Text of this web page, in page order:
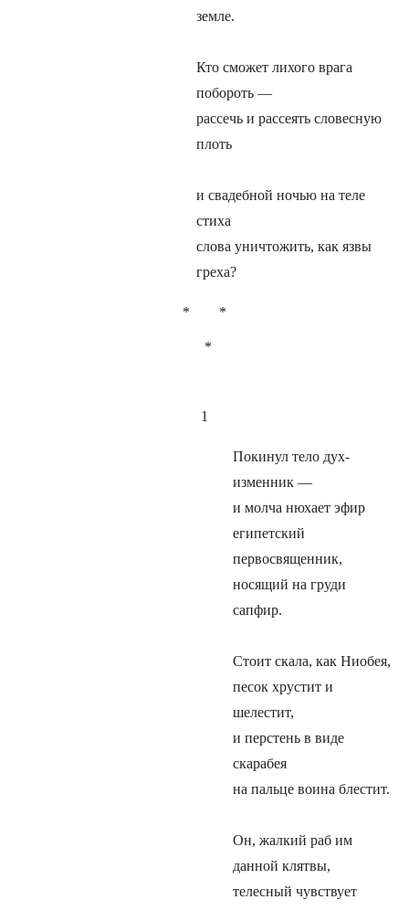
земле.
Кто сможет лихого врага
побороть —
рассечь и рассеять словесную
плоть
и свадебной ночью на теле
стиха
слова уничтожить, как язвы
греха?
* *
*
1
Покинул тело дух-
изменник —
и молча нюхает эфир
египетский
первосвященник,
носящий на груди
сапфир.
Стоит скала, как Ниобея,
песок хрустит и
шелестит,
и перстень в виде
скарабея
на пальце воина блестит.
Он, жалкий раб им
данной клятвы,
телесный чувствует